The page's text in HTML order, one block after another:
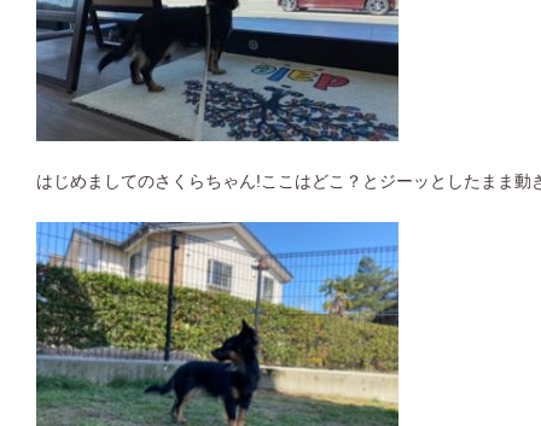
はじめましてのさくらちゃん!ここはどこ？とジーッとしたまま